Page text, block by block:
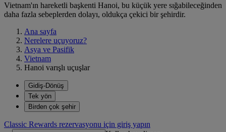
Vietnam'ın hareketli başkenti Hanoi, bu küçük yere sığabileceğinden
daha fazla sebeplerden dolayı, oldukça çekici bir şehirdir.
Ana sayfa
Nerelere uçuyoruz?
Asya ve Pasifik
Vietnam
Hanoi varışlı uçuşlar
Gidiş-Dönüş
Tek yön
Birden çok şehir
Classic Rewards rezervasyonu için giriş yapın